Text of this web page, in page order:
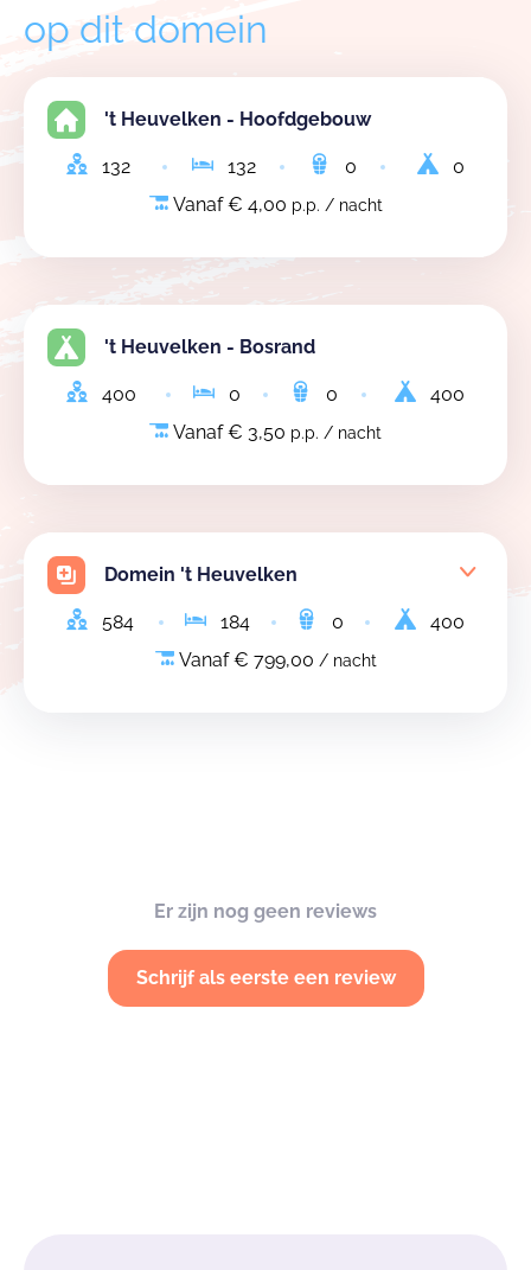
op dit domein
't Heuvelken - Hoofdgebouw
132 132 0
0
Vanaf € 4,00 p.p. / nacht
't Heuvelken - Bosrand
400 0 0
400
Vanaf € 3,50 p.p. / nacht
Domein 't Heuvelken
584 184 0
400
Vanaf € 799,00 / nacht
Er zijn nog geen reviews
Schrijf als eerste een review